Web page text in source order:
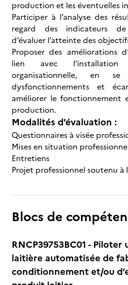
production et les éventuelles
Participer à l’analyse des
regard des indicateurs
d’évaluer l’atteinte des
Proposer des améliorations
lien avec l’installation
organisationnelle, en
dysfonctionnements et
améliorer le fonctionnement
production.
Modalités d'évaluation :
Questionnaires à visée
Mises en situation
Entretiens
Projet professionnel soutenu à
Blocs de
RNCP39753BC01 -
laitière automatisée de
conditionnement et/ou